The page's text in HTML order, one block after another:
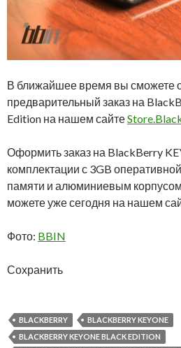
В ближайшее время вы сможете
предварительный заказ на
Edition на нашем сайте
Оформить заказ на BlackBerry
комплектации с 3GB
памяти и алюминиевым
можете уже сегодня на нашем
Фото: BBIN
Сохранить
BLACKBERRY
BLACKBERRY KEYONE
BLACKBERRY KEYONE BLACK EDITION